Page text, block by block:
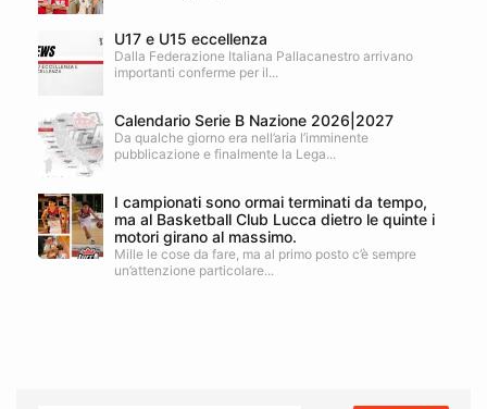
U17 e U15 eccellenza
Dalla Federazione Italiana Pallacanestro arrivano
importanti conferme per il...
Calendario Serie B Nazione 2026|2027
Da qualche giorno era nell’aria l’imminente
pubblicazione e finalmente la Lega...
I campionati sono ormai terminati da tempo,
ma al Basketball Club Lucca dietro le quinte i
motori girano al massimo.
Mille le cose da fare, ma al primo posto c’è sempre
un’attenzione particolare...